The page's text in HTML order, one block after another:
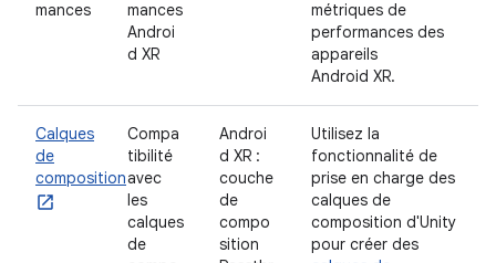
mances
mances
Androi
d XR
métriques de
performances des
appareils
Android XR.
Calques
de
composition
Compa
tibilité
avec
les
calques
de
Androi
d XR :
couche
de
compo
sition
Utilisez la
fonctionnalité de
prise en charge des
calques de
composition d'Unity
pour créer des